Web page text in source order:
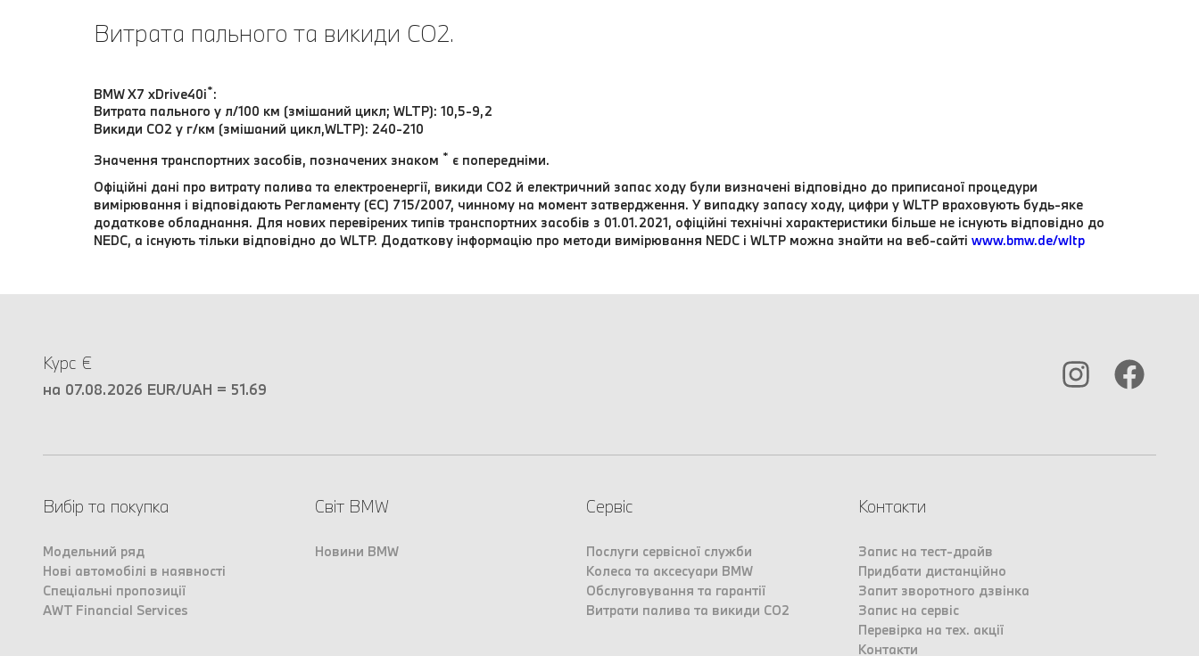
Витрата пального та викиди CO2.
BMW X7 xDrive40i*:
Витрата пального у л/100 км (змішаний цикл; WLTP): 10,5-9,2
Викиди CO2 у г/км (змішаний цикл,WLTP): 240-210
Значення транспортних засобів, позначених знаком * є попередніми.
Офіційні дані про витрату палива та електроенергії, викиди СО2 й електричний запас ходу були визначені відповідно до приписаної процедури
вимірювання і відповідають Регламенту (ЄС) 715/2007, чинному на момент затвердження. У випадку запасу ходу, цифри у WLTP враховують будь-яке
додаткове обладнання. Для нових перевірених типів транспортних засобів з 01.01.2021, офіційні технічні характеристики більше не існують відповідно до
NEDC, а існують тільки відповідно до WLTP. Додаткову інформацію про методи вимірювання NEDC і WLTP можна знайти на веб-сайті www.bmw.de/wltp
Курс €
на 07.08.2026 EUR/UAH = 51.69
Вибір та покупка
Модельний ряд
Нові автомобілі в наявності
Спеціальні пропозиції
AWT Financial Services
Світ BMW
Новини BMW
Сервіс
Послуги сервісної служби
Колеса та аксесуари BMW
Обслуговування та гарантії
Витрати палива та викиди CO2
Контакти
Запис на тест-драйв
Придбати дистанційно
Запит зворотного дзвінка
Запис на сервіс
Перевірка на тех. акції
Контакти